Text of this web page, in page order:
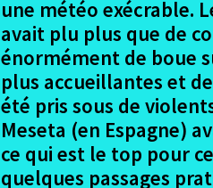
une météo exécrable.
avait plu plus que de
énormément de boue
plus accueillantes et
été pris sous de
Meseta (en Espagne)
ce qui est le top pour
quelques passages